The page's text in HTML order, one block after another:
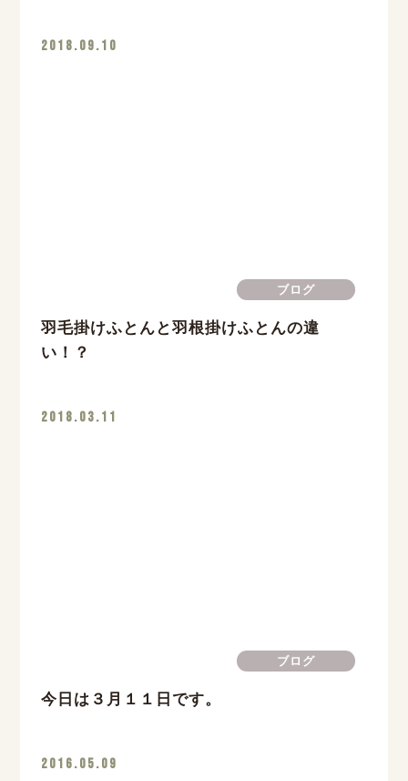
2018.09.10
ブログ
羽毛掛けふとんと羽根掛けふとんの違
い！？
2018.03.11
ブログ
今日は３月１１日です。
2016.05.09